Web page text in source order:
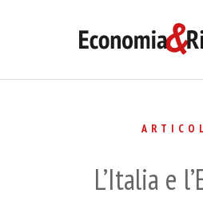
L’Italia e